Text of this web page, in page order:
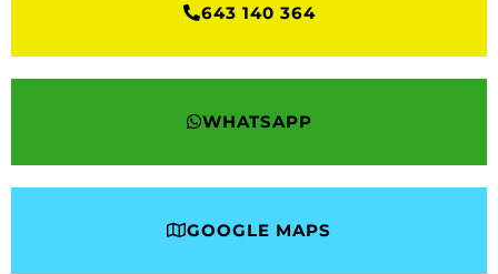
643 140 364
WHATSAPP
GOOGLE MAPS